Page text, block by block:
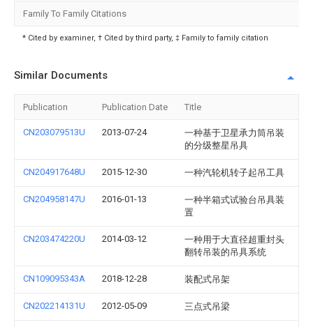
Family To Family Citations
* Cited by examiner, † Cited by third party, ‡ Family to family citation
Similar Documents
Publication Publication Date Title
CN203079513U 2013-07-24
一种基于卫星承力筒吊装
的分级整星吊具
CN204917648U 2015-12-30 一种汽轮机转子起吊工具
CN204958147U 2016-01-13
一种半箱式试验台吊具装
置
CN203474220U 2014-03-12
一种用于大直径超重封头
翻转吊装的吊具系统
CN109095343A 2018-12-28 装配式吊架
CN202214131U 2012-05-09 三点式吊梁